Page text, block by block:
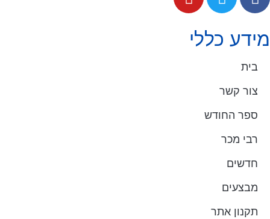
מידע כללי
בית
צור קשר
ספר החודש
רבי מכר
חדשים
מבצעים
תקנון אתר